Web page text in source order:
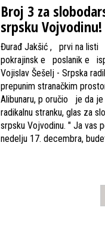
Broj 3 za
srpsku Vojvodinu!
Đurađ Jakšić , prvi na
pokrajinsk e poslanik e
Vojislav Šešelj - Srpska
prepunim stranačkim
Alibunaru, p oručio je da je
radikalnu stranku, glas za
srpsku Vojvodinu. " Ja vas
nedelju 17. decembra,